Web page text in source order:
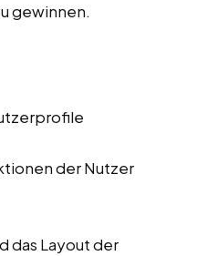
gewinnen.
der Nutzer
das Layout der